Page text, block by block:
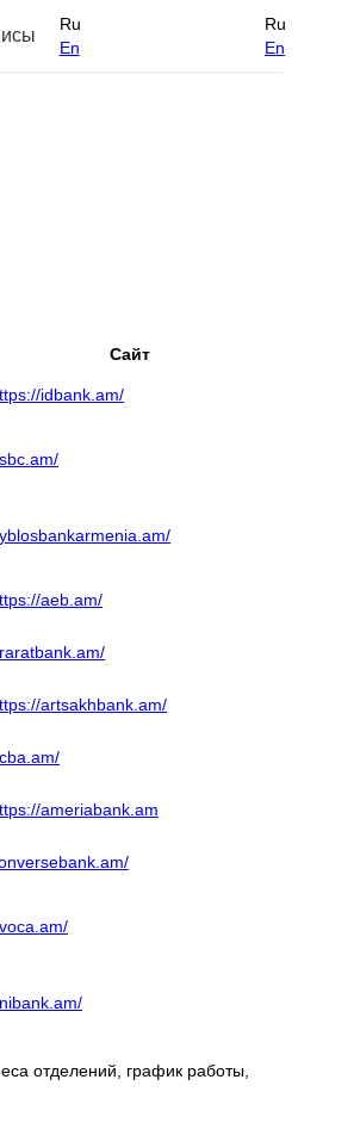
Ru
En
Ru
En
Сайт
idbank.am/
aeb.am/
artsakhbank.am/
ameriabank.am
отделений, график работы,